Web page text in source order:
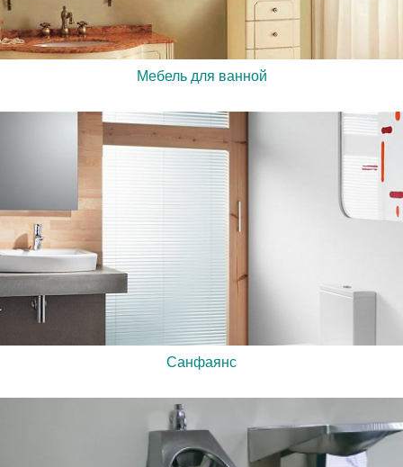
Мебель для ванной
Санфаянс